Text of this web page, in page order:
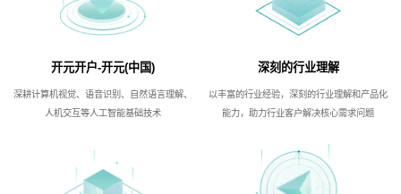
开元开户-开元(中国)
深耕计算机视觉、语音识别、自然语言理解、
人机交互等人工智能基础技术
深刻的行业理解
以丰富的行业经验，深刻的行业理解和产品化
能力，助力行业客户解决核心需求问题